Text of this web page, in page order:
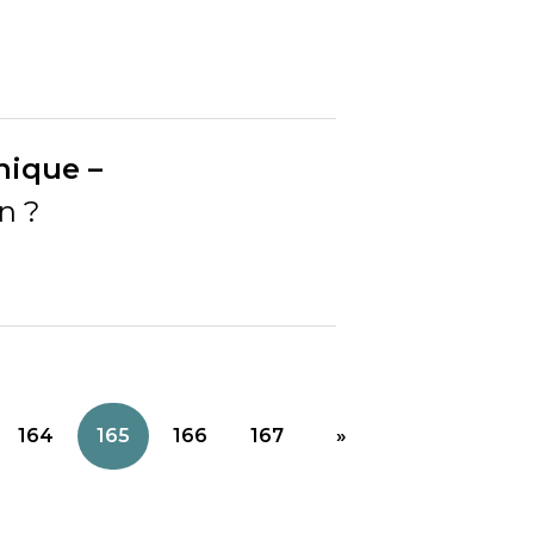
–
?
164 165 166 167 »